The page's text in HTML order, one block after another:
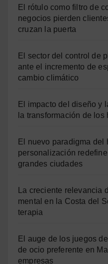
El rótulo como filtro de
negocios pierden
cruzan la puerta
El sector del control de
ante el incremento de
cambio climático
El impacto del diseño y
la transformación de
El nuevo paradigma del
personalización
grandes ciudades
La creciente relevancia
mental en la Costa del
terapia
El auge de los juegos
de ocio preferente en
empresas